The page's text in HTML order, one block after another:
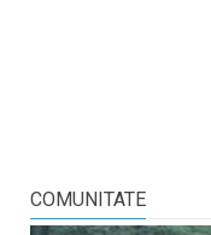
COMUNITATE